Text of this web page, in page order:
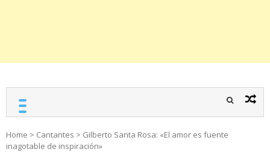
Home > Cantantes > Gilberto Santa Rosa: «El amor es fuente
inagotable de inspiración»